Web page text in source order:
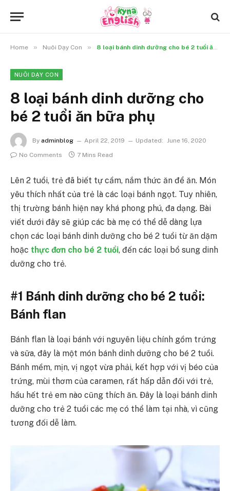
Home » Nuôi Dạy Con » 8 loại bánh dinh dưỡng cho bé 2 tuổi ăn bữa phụ
NUÔI DẠY CON
8 loại bánh dinh dưỡng cho
bé 2 tuổi ăn bữa phụ
By adminblog April 22, 2019 Updated: June 16, 2020
No Comments
7 Mins Read
Lên 2 tuổi, trẻ đã biết tự cầm, nắm thức ăn để ăn. Món
yêu thích nhất của trẻ là các loại bánh ngọt. Tuy nhiên,
thị trường bánh hiện nay khá phong phú, đa dạng. Bài
viết dưới đây sẽ giúp các bà mẹ có thể dễ dàng lựa
chọn các loại bánh dinh dưỡng cho bé 2 tuổi từ ăn dặm
hoặc thực đơn cho bé 2 tuổi, đến các loại bổ sung dinh
dưỡng cho trẻ.
#1 Bánh dinh dưỡng cho bé 2 tuổi:
Bánh flan
Bánh flan là loại bánh với nguyên liệu chính gồm trứng
và sữa, đây là một món bánh dinh dưỡng cho bé 2 tuổi.
Bánh mềm, mịn, vị ngọt vừa phải, kết hợp với vị béo của
trứng, mùi thơm của caramen, rất hấp dẫn đối với trẻ,
hầu hết trẻ em nào cũng thích ăn. Đây là loại bánh dinh
dưỡng cho trẻ 2 tuổi các mẹ có thể làm tại nhà, vì cũng
tương đối dễ làm.